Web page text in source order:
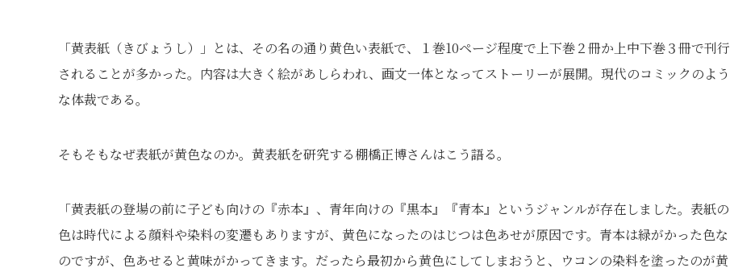
「黄表紙（きびょうし）」とは、その名の通り黄色い表紙で、１巻10ページ程度で上下巻２冊か上中下巻３冊で刊行
されることが多かった。内容は大きく絵があしらわれ、画文一体となってストーリーが展開。現代のコミックのよう
な体裁である。
そもそもなぜ表紙が黄色なのか。黄表紙を研究する棚橋正博さんはこう語る。
「黄表紙の登場の前に子ども向けの『赤本』、青年向けの『黒本』『青本』というジャンルが存在しました。表紙の
色は時代による顔料や染料の変遷もありますが、黄色になったのはじつは色あせが原因です。青本は緑がかった色な
のですが、色あせると黄味がかってきます。だったら最初から黄色にしてしまおうと、ウコンの染料を塗ったのが黄